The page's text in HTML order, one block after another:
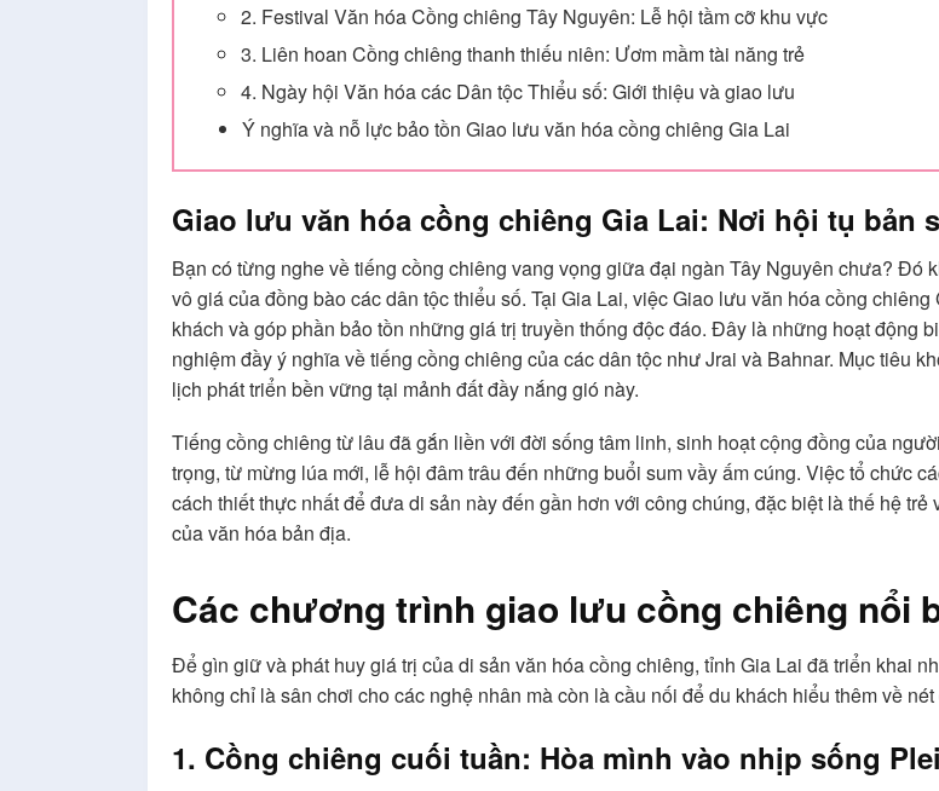
2. Festival Văn hóa Cồng chiêng Tây Nguyên: Lễ hội tầm cỡ khu vực
3. Liên hoan Cồng chiêng thanh thiếu niên: Ươm mầm tài năng trẻ
4. Ngày hội Văn hóa các Dân tộc Thiểu số: Giới thiệu và giao lưu
Ý nghĩa và nỗ lực bảo tồn Giao lưu văn hóa cồng chiêng Gia Lai
Giao lưu văn hóa cồng chiêng Gia Lai: Nơi hội tụ bản
Bạn có từng nghe về tiếng cồng chiêng vang vọng giữa đại ngàn Tây Nguyên chưa? Đó
vô giá của đồng bào các dân tộc thiểu số. Tại Gia Lai, việc Giao lưu văn hóa cồng
khách và góp phần bảo tồn những giá trị truyền thống độc đáo. Đây là những hoạt động
nghiệm đầy ý nghĩa về tiếng cồng chiêng của các dân tộc như Jrai và Bahnar. Mục tiêu
lịch phát triển bền vững tại mảnh đất đầy nắng gió này.
Tiếng cồng chiêng từ lâu đã gắn liền với đời sống tâm linh, sinh hoạt cộng đồng của
trọng, từ mừng lúa mới, lễ hội đâm trâu đến những buổi sum vầy ấm cúng. Việc tổ chức
cách thiết thực nhất để đưa di sản này đến gần hơn với công chúng, đặc biệt là thế hệ
của văn hóa bản địa.
Các chương trình giao lưu cồng chiêng nổi
Để gìn giữ và phát huy giá trị của di sản văn hóa cồng chiêng, tỉnh Gia Lai đã triển khai
không chỉ là sân chơi cho các nghệ nhân mà còn là cầu nối để du khách hiểu thêm về
1. Cồng chiêng cuối tuần: Hòa mình vào nhịp sống